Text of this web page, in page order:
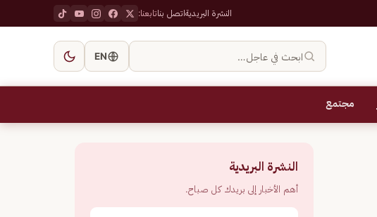
النشرة البريديةاتصل بناتابعنا:
ابحث في عاجل… EN
مجتمع
النشرة البريدية
أهم الأخبار إلى بريدك كل صباح.